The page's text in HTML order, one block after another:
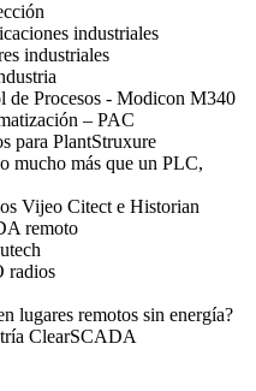
industriales
industriales
de Procesos - Modicon M340
– PAC
para PlantStruxure
mucho más que un PLC,
Vijeo Citect e Historian
remoto
radios
lugares remotos sin energía?
ClearSCADA